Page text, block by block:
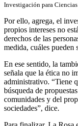
Investigación para
Por ello, agrega, el
propios intereses no
derechos de las
medida, cuáles pueden
En ese sentido, la
señala que la ética no
administrativo. “Tiene
búsqueda de
comunidades y del
sociedades”, dice.